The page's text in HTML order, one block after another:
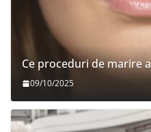
Ce proceduri de marire
09/10/2025